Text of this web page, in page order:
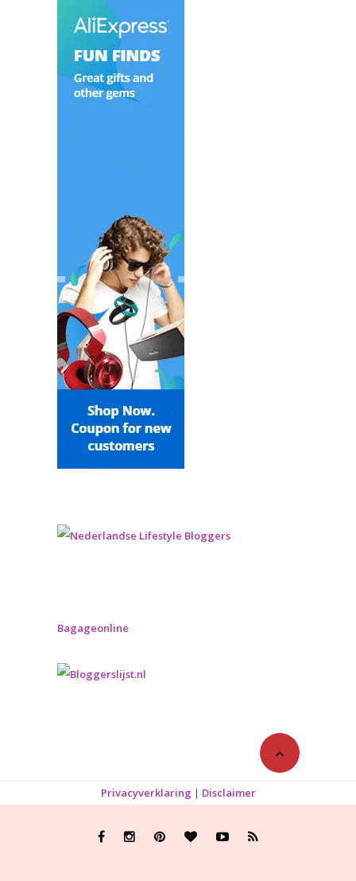
Bagageonline
Privacyverklaring | Disclaimer